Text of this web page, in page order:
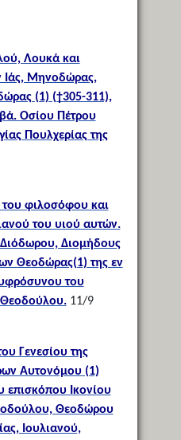
Λουκά και
Ιάς, Μηνοδώρας,
(1) (†305-311),
Οσίου Πέτρου
Πουλχερίας της
φιλοσόφου και
του υιού αυτών.
Διομήδους
Θεοδώρας(1) της εν
του
Θεοδούλου.11/9
Γενεσίου της
Αυτονόμου (1)
επισκόπου Ικονίου
Θεοδώρου
Ιουλιανού,